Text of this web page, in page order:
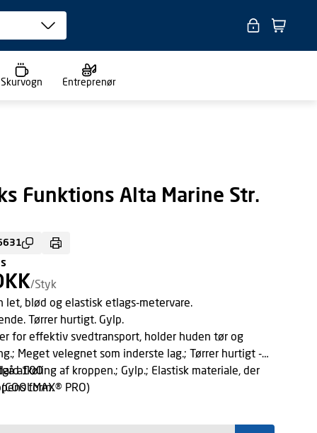
Skurvogn Entreprenør
Funktions Alta Marine Str.
/Styk
let, blød og elastisk etlags-metervare.
Tørrer hurtigt. Gylp.
for effektiv svedtransport, holder huden tør og
Meget velegnet som inderste lag.; Tørrer hurtigt -
afkøling af kroppen.; Gylp.; Elastisk materiale, der
form.
100
PRO)